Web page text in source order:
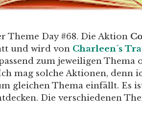
Theme Day #68. Die Aktion
und wird von Charleen´s
zum jeweiligen Thema
mag solche Aktionen, denn
gleichen Thema einfällt. Es
Die verschiedenen